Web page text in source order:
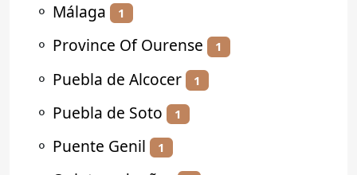
⚬ Málaga 1
⚬ Province Of Ourense 1
⚬ Puebla de Alcocer 1
⚬ Puebla de Soto 1
⚬ Puente Genil 1